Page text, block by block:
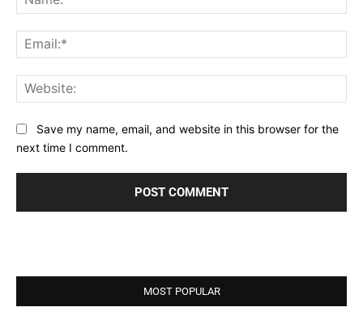
Save my name, email, and website in this browser for the
next time I comment.
MOST POPULAR